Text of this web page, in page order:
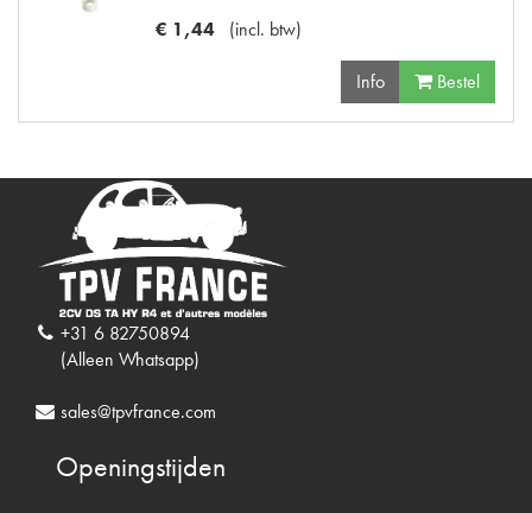
€ 1,44 (incl. btw)
Info Bestel
+31 6 82750894
(Alleen Whatsapp)
sales@tpvfrance.com
Openingstijden